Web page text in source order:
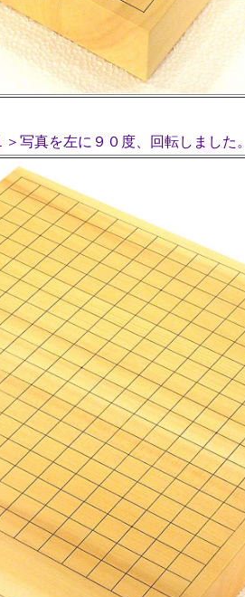
＞写真を左に９０度、回転しました。